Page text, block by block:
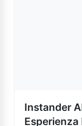
Instander